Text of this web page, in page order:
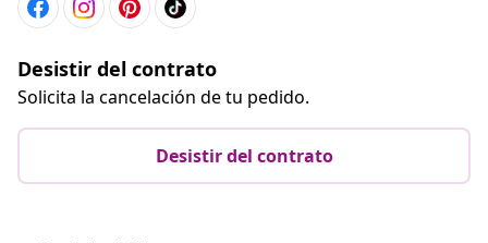
Desistir del contrato
Solicita la cancelación de tu pedido.
Desistir del contrato